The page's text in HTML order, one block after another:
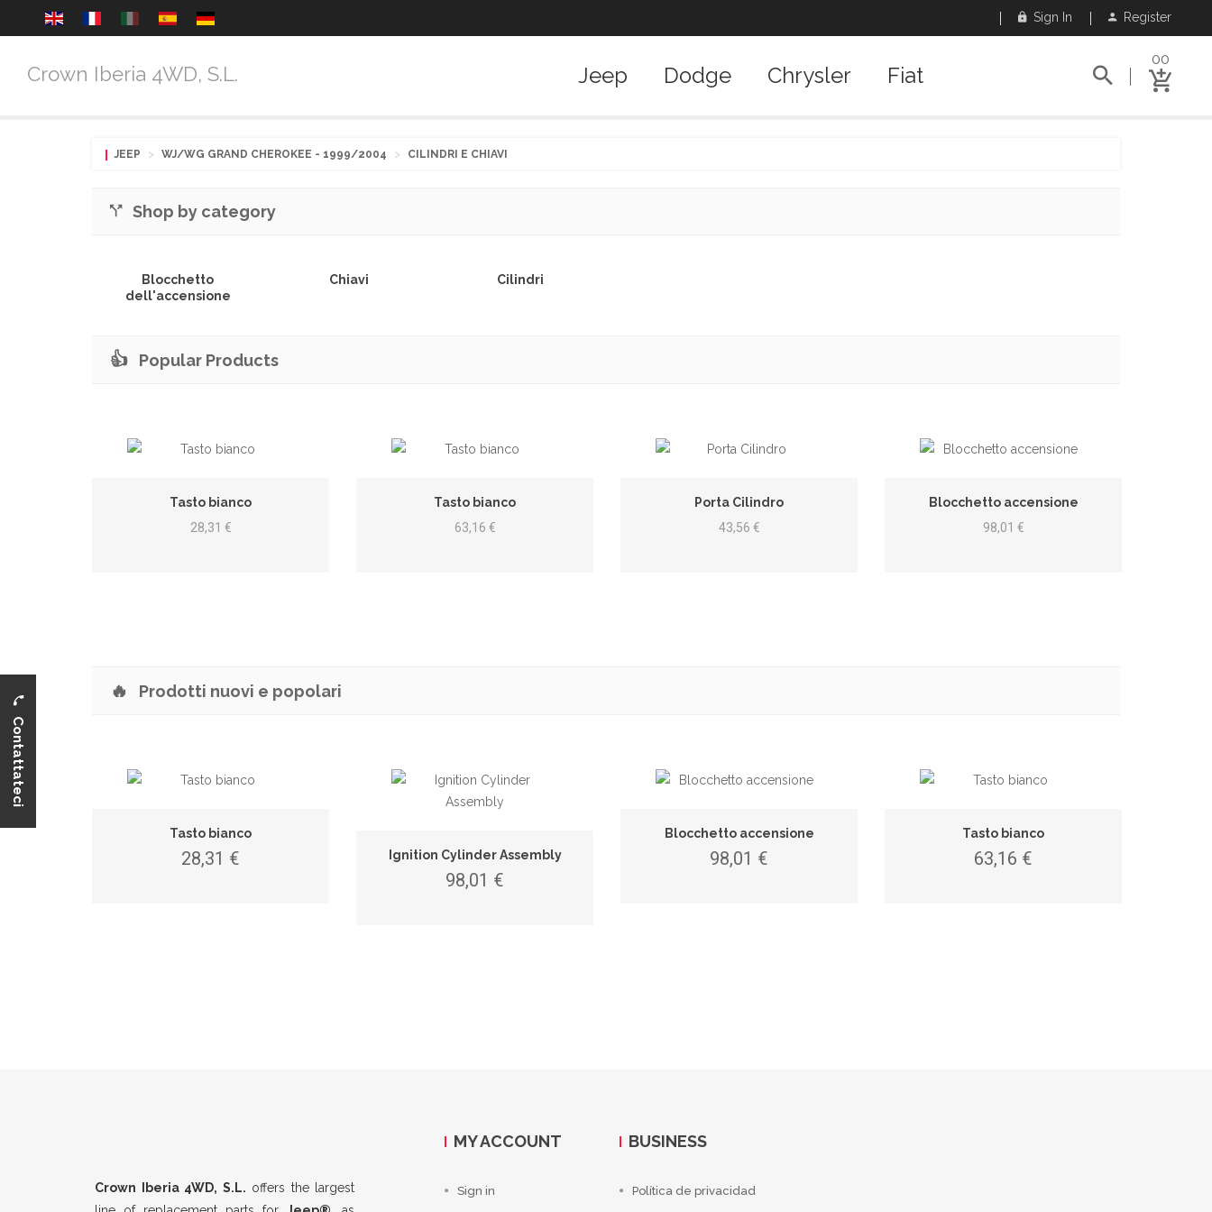
Sign In Register
Crown Iberia 4WD, S.L. Jeep Dodge Chrysler Fiat
00
JEEP > WJ/WG GRAND CHEROKEE - 1999/2004 > CILINDRI E CHIAVI
Shop by category
Blocchetto
dell'accensione
Chiavi Cilindri
👍 Popular Products
Tasto bianco
28,31 €
Tasto bianco
63,16 €
Porta Cilindro
43,56 €
Blocchetto accensione
98,01 €
🔥 Prodotti nuovi e popolari
Tasto bianco
28,31 € Ignition Cylinder Assembly
98,01 €
Blocchetto accensione
98,01 €
Tasto bianco
63,16 €
Crown Iberia 4WD, S.L. offers the largest
MY ACCOUNT
Sign in
BUSINESS
Política de privacidad
Contattateci